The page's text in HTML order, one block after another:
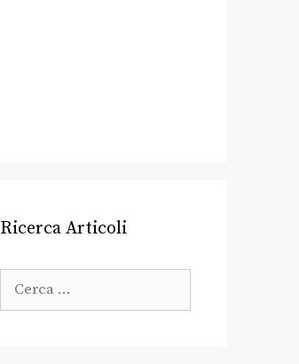
Ricerca Articoli